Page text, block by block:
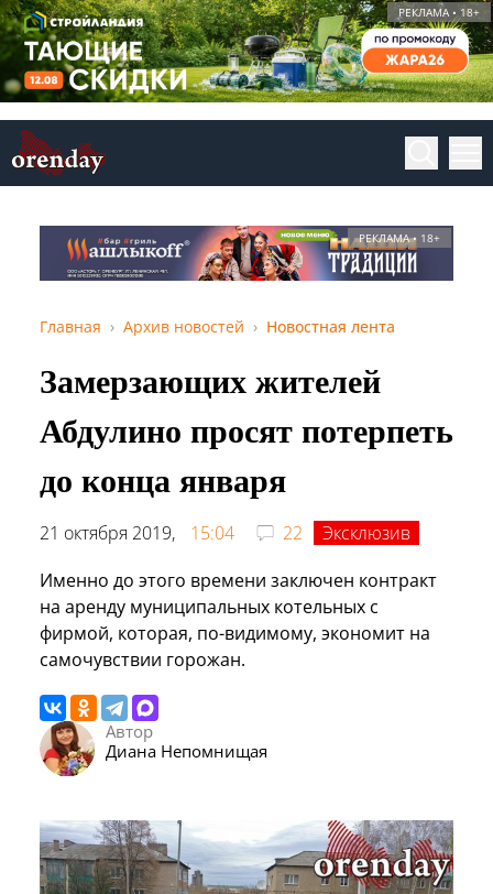
РЕКЛАМА • 18+
РЕКЛАМА • 18+
Главная Архив новостей Новостная лента
Замерзающих жителей
Абдулино просят потерпеть
до конца января
21 октября 2019, 15:04 22
Эксклюзив
Именно до этого времени заключен контракт
на аренду муниципальных котельных с
фирмой, которая, по-видимому, экономит на
самочувствии горожан.
Автор
Диана Непомнищая